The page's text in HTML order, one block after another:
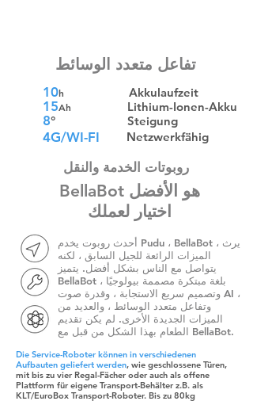
تفاعل متعدد الوسائط
10h
15Ah
8°
4G/WI-FI
Akkulaufzeit
Lithium-Ionen-Akku
Steigung
Netzwerkfähig
روبوتات الخدمة والنقل
BellaBot هو الأفضل
اختيار لعملك
أحدث روبوت يخدم Pudu ، BellaBot ، يرث
الميزات الرائعة للجيل السابق ، لكنه
يتواصل مع الناس بشكل أفضل. يتميز
BellaBot بلغة مبتكرة مصممة بيولوجيًا ،
وتصميم سريع الاستجابة ، وقدرة صوت AI ،
وتفاعل متعدد الوسائط ، والعديد من
الميزات الجديدة الأخرى. لم يكن تقديم
الطعام بهذا الشكل من قبل مع BellaBot.
Die Service-Roboter können in verschiedenen
Aufbauten geliefert werden, wie geschlossene Türen,
mit bis zu vier Regal-Fächer oder auch als offene
Plattform für eigene Transport-Behälter z.B. als
KLT/EuroBox Transport-Roboter. Bis zu 80kg